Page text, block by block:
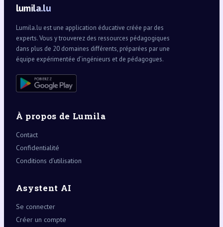
lumila.lu
Lumila.lu est une application éducative créée par des
experts. Vous y trouverez des ressources pédagogiques
dans plus de 20 domaines différents, préparées par une
équipe expérimentée d’ingénieurs et de pédagogues.
À propos de Lumila
Contact
Confidentialité
Conditions d’utilisation
Asystent AI
Se connecter
Créer un compte